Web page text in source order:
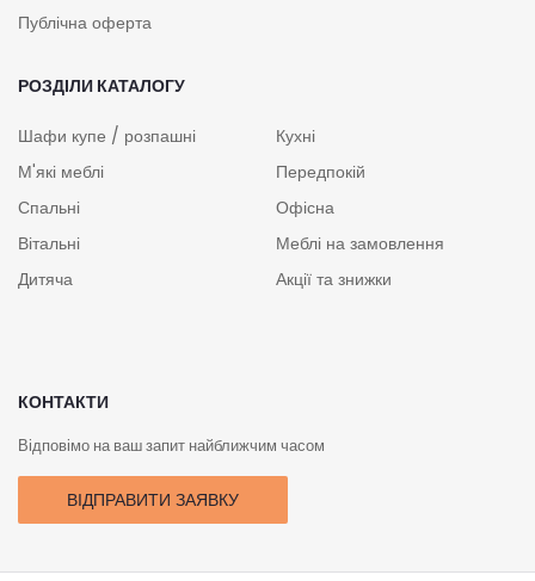
Публічна оферта
РОЗДІЛИ КАТАЛОГУ
Шафи купе / розпашні
М'які меблі
Спальні
Вітальні
Дитяча
Кухні
Передпокій
Офісна
Меблі на замовлення
Акції та знижки
КОНТАКТИ
Відповімо на ваш запит найближчим часом
ВІДПРАВИТИ ЗАЯВКУ